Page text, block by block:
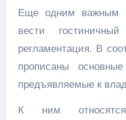
Еще одним важным
вести
регламентация. В
прописаны
предъявляемые к
К ним